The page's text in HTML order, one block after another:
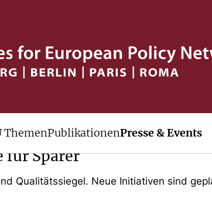
ThemenPublikationenPresse & Events
für Sparer
Qualitätssiegel. Neue Initiativen sind